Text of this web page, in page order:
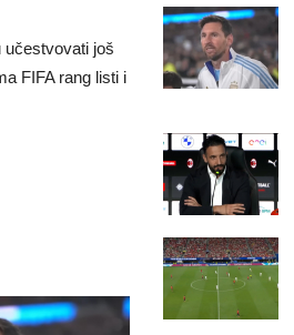
učestvovati još
FIFA rang listi i